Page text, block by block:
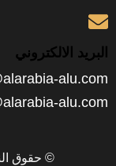
© حقوق النشر